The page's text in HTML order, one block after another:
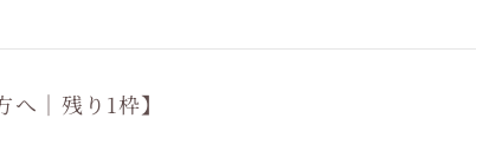
｜残り1枠】